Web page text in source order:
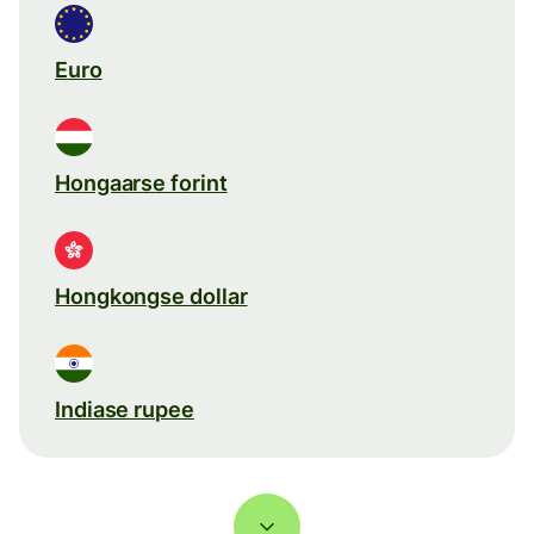
Euro
Hongaarse forint
Hongkongse dollar
Indiase rupee